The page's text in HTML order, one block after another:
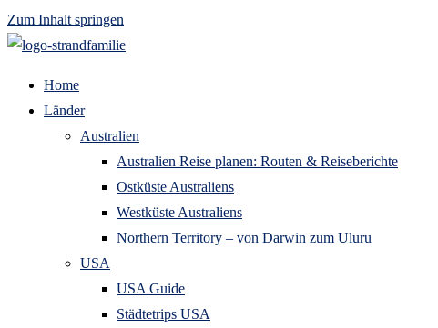
Zum Inhalt springen
Home
Länder
Australien
Australien Reise planen: Routen & Reiseberichte
Ostküste Australiens
Westküste Australiens
Northern Territory – von Darwin zum Uluru
USA
USA Guide
Städtetrips USA